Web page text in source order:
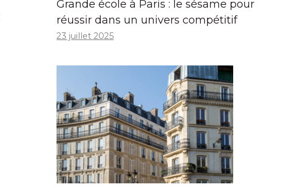
Grande école à Paris : le sésame pour
réussir dans un univers compétitif
23 juillet 2025